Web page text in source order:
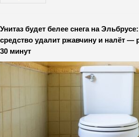
Унитаз будет белее снега на
средство удалит ржавчину и налёт —
30 минут